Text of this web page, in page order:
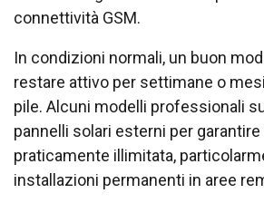
connettività GSM.
In condizioni normali, un buon
restare attivo per settimane o
pile. Alcuni modelli professionali
pannelli solari esterni per garantire
praticamente illimitata,
installazioni permanenti in aree